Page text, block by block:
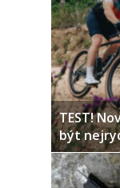
TEST!
být